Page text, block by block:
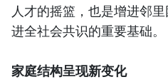
人才的摇篮，也是增进邻
进全社会共识的重要基础。
家庭结构呈现新变化